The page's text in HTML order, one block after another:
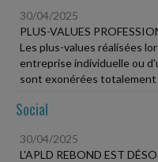
30/04/2025
PLUS-VALUES
Les plus-values réalisées
entreprise individuelle ou
sont exonérées totalement
Social
30/04/2025
L'APLD REBOND EST